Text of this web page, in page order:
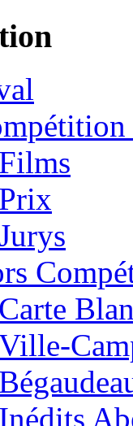
Films
Prix
Carte
Inédits